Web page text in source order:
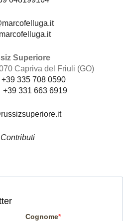
Superiore
Capriva del Friuli (GO)
+39 335 708 0590
+39 331 663 6919
Contributi
Cognome